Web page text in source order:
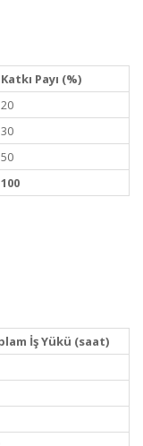
Katkı Payı (%)
20
30
50
100
İş Yükü (saat)